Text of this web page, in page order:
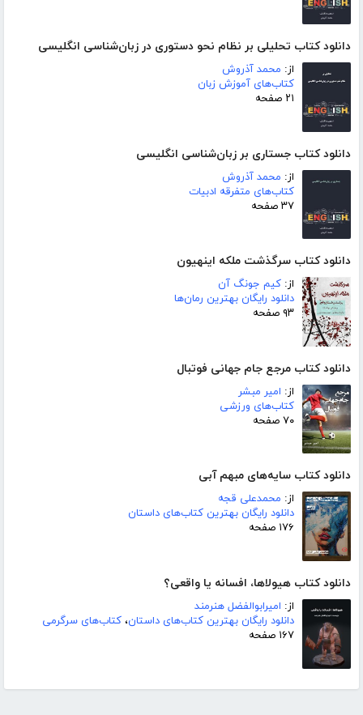
دانلود کتاب تحلیلی بر نظام نحو دستوری در زبان‌شناسی انگلیسی
از: محمد آذروش
کتاب‌های آموزش زبان
۲۱ صفحه
دانلود کتاب جستاری بر زبان‌شناسی انگلیسی
از: محمد آذروش
کتاب‌های متفرقه ادبیات
۳۷ صفحه
دانلود کتاب سرگذشت ملکه اینهیون
از: کیم جونگ آن
دانلود رایگان بهترین رمان‌ها
۹۳ صفحه
دانلود کتاب مرجع جام جهانی فوتبال
از: امیر مبشر
کتاب‌های ورزشی
۷۰ صفحه
دانلود کتاب سایه‌های مبهم آبی
از: محمدعلی قجه
دانلود رایگان بهترین کتاب‌های داستان
۱۷۶ صفحه
دانلود کتاب هیولاها، افسانه یا واقعی؟
از: امیرابوالفضل هنرمند
دانلود رایگان بهترین کتاب‌های داستان، کتاب‌های سرگرمی
۱۶۷ صفحه